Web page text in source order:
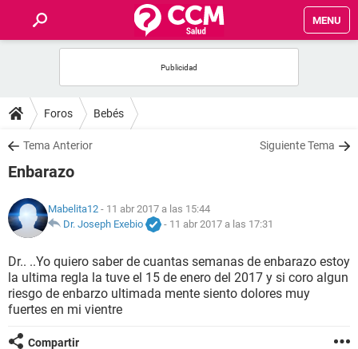
MENU
FOROS
SALUD
NUTRICIÓN
BIENESTAR
SEXUALIDAD
Foros Bebés
Tema Anterior Siguiente Tema
Enbarazo
Mabelita12 - 11 abr 2017 a las 15:44
Dr. Joseph Exebio
- 11 abr 2017 a las 17:31
Dr.. ..Yo quiero saber de cuantas semanas de enbarazo estoy
la ultima regla la tuve el 15 de enero del 2017 y si coro algun
riesgo de enbarzo ultimada mente siento dolores muy
fuertes en mi vientre
Compartir